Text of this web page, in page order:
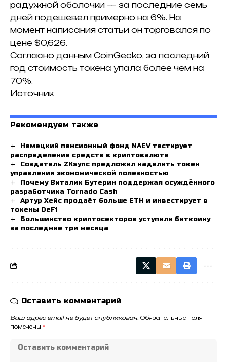
радужной оболочки — за последние семь
дней подешевел примерно на 6%. На
момент написания статьи он торговался по
цене $0,626.
Согласно данным CoinGecko, за последний
год стоимость токена упала более чем на
70%.
Источник
Рекомендуем также
Немецкий пенсионный фонд NAEV тестирует
распределение средств в криптовалюте
Создатель ZKsync предложил наделить токен
управления экономической полезностью
Почему Виталик Бутерин поддержал осуждённого
разработчика Tornado Cash
Артур Хейс продаёт больше ETH и инвестирует в
токены DeFi
Большинство криптосекторов уступили биткоину
за последние три месяца
Оставить комментарий
Ваш адрес email не будет опубликован. Обязательные поля
помечены *